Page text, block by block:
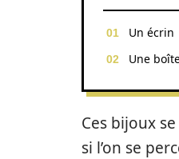
Un écrin
Une
Ces bijoux
si l’on se